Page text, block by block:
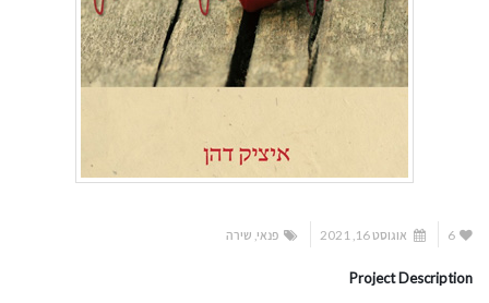
6 אוגוסט 16, 2021 פנאי שירה
Project Description